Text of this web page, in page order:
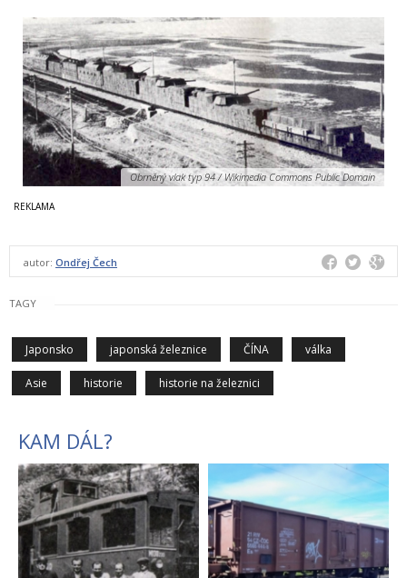
Obrněný vlak typ 94 / Wikimedia Commons Public Domain
autor: Ondřej Čech
TAGY
Japonsko japonská železnice ČÍNA válka
Asie historie historie na železnici
KAM DÁL?